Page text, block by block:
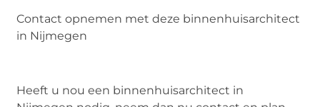
Contact opnemen met deze binnenhuisarchitect
in Nijmegen
Heeft u nou een binnenhuisarchitect in